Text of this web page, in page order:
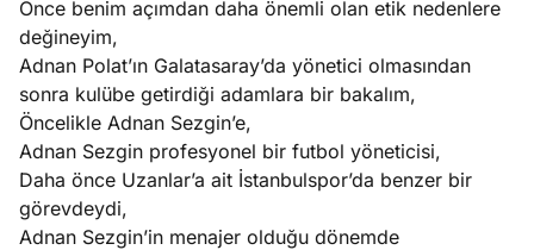
Ağustos
3, 2026
yerde
şeye ne
Köşe
Yazıları
Spor
Yazıları
Yazıları
Önce benim açımdan daha önemli olan etik nedenlere
değineyim,
Adnan Polat’ın Galatasaray’da yönetici olmasından
sonra kulübe getirdiği adamlara bir bakalım,
Öncelikle Adnan Sezgin’e,
Adnan Sezgin profesyonel bir futbol yöneticisi,
Daha önce Uzanlar’a ait İstanbulspor’da benzer bir
görevdeydi,
Adnan Sezgin’in menajer olduğu dönemde